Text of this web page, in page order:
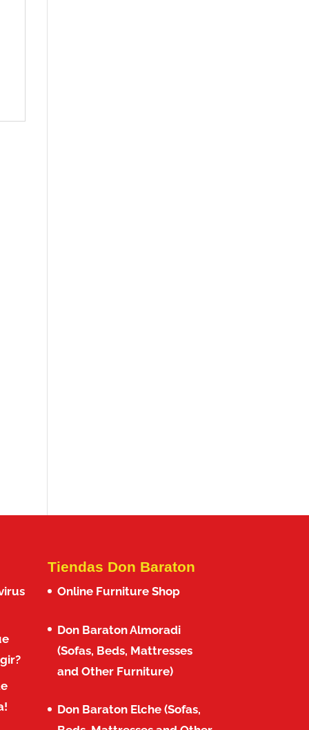
Tiendas Don Baraton
Online Furniture Shop
Don Baraton Almoradi
(Sofas, Beds, Mattresses
and Other Furniture)
Don Baraton Elche (Sofas,